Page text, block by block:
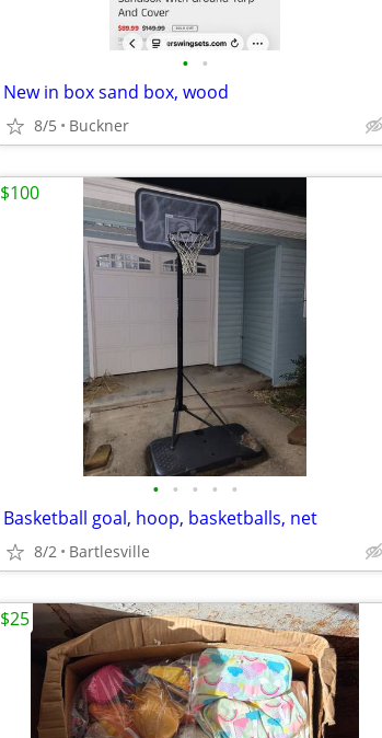
• •
New in box sand box, wood
8/5 Buckner
• • • • •
Basketball goal, hoop, basketballs, net
8/2 Bartlesville
$100
$25